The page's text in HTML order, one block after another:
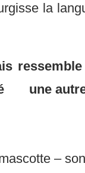
la
une
–